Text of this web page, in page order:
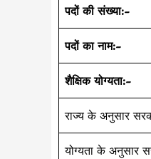
पदों की संख्या:-
पदों का नाम:-
शैक्षिक योग्यता:-
राज्य के अनुसार
योग्यता के अनुसार